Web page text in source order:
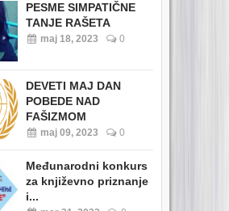
PESME SIMPATIČNE
TANJE RAŠETA
maj 18, 2023 0
DEVETI MAJ DAN
POBEDE NAD
FAŠIZMOM
maj 09, 2023 0
Međunarodni konkurs
za književno priznanje
i...